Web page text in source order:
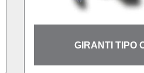
GIRANTI TIPO COWLESS INOX